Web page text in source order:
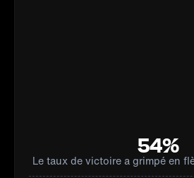
54%
Le taux de victoire a grimpé en